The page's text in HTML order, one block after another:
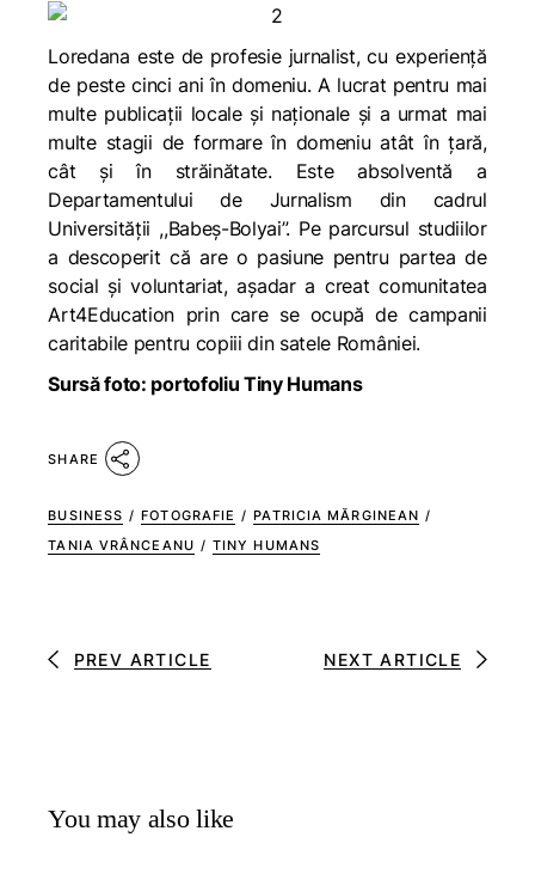
Loredana este de profesie jurnalist, cu experiență
de peste cinci ani în domeniu. A lucrat pentru mai
multe publicații locale și naționale și a urmat mai
multe stagii de formare în domeniu atât în țară,
cât și în străinătate. Este absolventă a
Departamentului de Jurnalism din cadrul
Universității ,,Babeș-Bolyai”. Pe parcursul studiilor
a descoperit că are o pasiune pentru partea de
social și voluntariat, așadar a creat comunitatea
Art4Education prin care se ocupă de campanii
caritabile pentru copiii din satele României.
Sursă foto: portofoliu Tiny Humans
SHARE
BUSINESS / FOTOGRAFIE / PATRICIA MĂRGINEAN /
TANIA VRÂNCEANU / TINY HUMANS
PREV ARTICLE NEXT ARTICLE
You may also like